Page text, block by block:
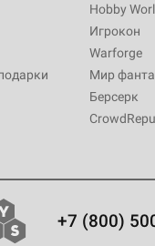
Hobby
Игрокон
Warforge
Мир
Берсерк
+7 (800)